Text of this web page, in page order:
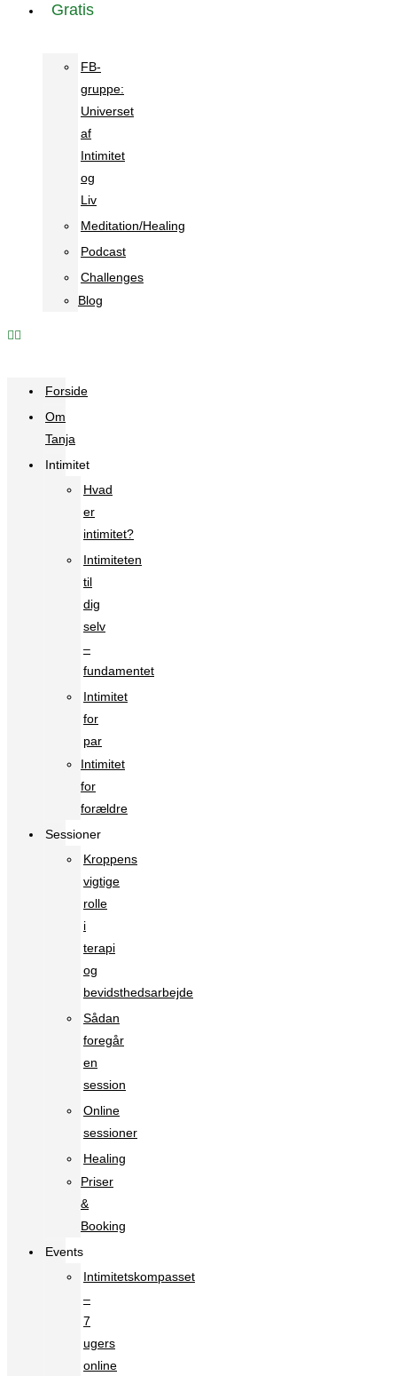
Gratis
FB-
gruppe:
Universet
af
Intimitet
og
Liv
Meditation/Healing
Podcast
Challenges
Blog
Forside
Om
Tanja
Intimitet
Hvad
er
intimitet?
Intimiteten
til
dig
selv
–
fundamentet
Intimitet
for
par
Intimitet
for
forældre
Sessioner
Kroppens
vigtige
rolle
i
terapi
og
bevidsthedsarbejde
Sådan
foregår
en
session
Online
sessioner
Healing
Priser
&
Booking
Events
Intimitetskompasset
–
7
ugers
online